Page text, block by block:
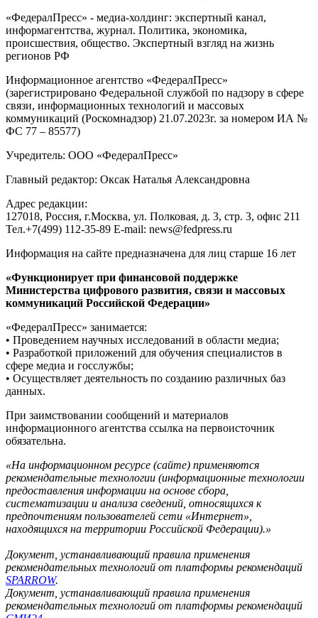
«ФедералПресс» - медиа-холдинг: экспертный канал,
информагентства, журнал. Политика, экономика,
происшествия, общество. Экспертный взгляд на жизнь
регионов РФ
Информационное агентство «ФедералПресс»
(зарегистрировано Федеральной службой по надзору в сфере
связи, информационных технологий и массовых
коммуникаций (Роскомнадзор) 21.07.2023г. за номером ИА №
ФС 77 – 85577)
Учредитель: ООО «ФедералПресс»
Главный редактор: Оксак Наталья Александровна
Адрес редакции:
127018, Россия, г.Москва, ул. Полковая, д. 3, стр. 3, офис 211
Тел.+7(499) 112-35-89 E-mail: news@fedpress.ru
Информация на сайте предназначена для лиц старше 16 лет
«Функционирует при финансовой поддержке
Министерства цифрового развития, связи и массовых
коммуникаций Российской Федерации»
«ФедералПресс» занимается:
• Проведением научных исследований в области медиа;
• Разработкой приложений для обучения специалистов в
сфере медиа и госслужбы;
• Осуществляет деятельность по созданию различных баз
данных.
При заимствовании сообщений и материалов
информационного агентства ссылка на первоисточник
обязательна.
«На информационном ресурсе (сайте) применяются
рекомендательные технологии (информационные технологии
предоставления информации на основе сбора,
систематизации и анализа сведений, относящихся к
предпочтениям пользователей сети «Интернет»,
находящихся на территории Российской Федерации).»
Документ, устанавливающий правила применения
рекомендательных технологий от платформы рекомендаций
SPARROW.
Документ, устанавливающий правила применения
рекомендательных технологий от платформы рекомендаций